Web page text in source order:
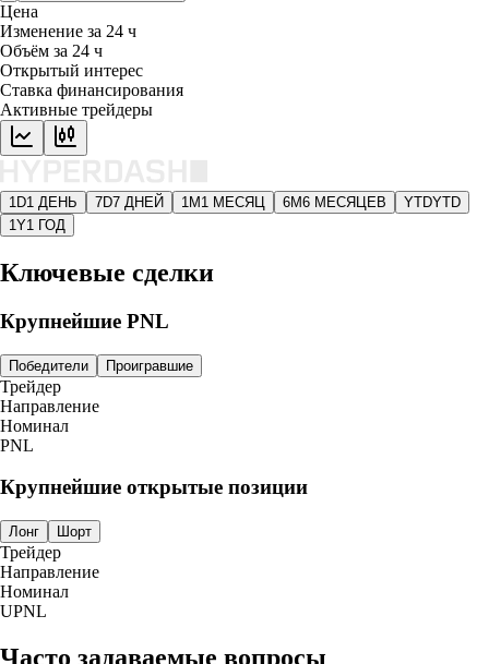
Цена
Изменение за 24 ч
Объём за 24 ч
Открытый интерес
Ставка финансирования
Активные трейдеры
1D1 ДЕНЬ 7D7 ДНЕЙ 1M 1 МЕСЯЦ 6M6 МЕСЯЦЕВ YTDYTD
1Y1 ГОД
Ключевые сделки
Крупнейшие PNL
Победители Проигравшие
Трейдер
Направление
Номинал
PNL
Крупнейшие открытые позиции
Лонг Шорт
Трейдер
Направление
Номинал
UPNL
Часто задаваемые вопросы